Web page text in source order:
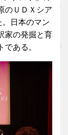
のＵＤＸシア
日本のマン
家の発掘と育
ある。